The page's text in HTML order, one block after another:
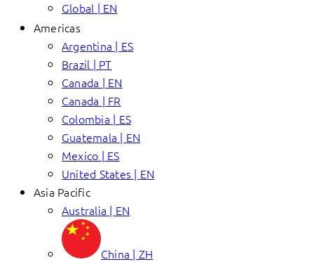
Global | EN
Americas
Argentina | ES
Brazil | PT
Canada | EN
Canada | FR
Colombia | ES
Guatemala | EN
Mexico | ES
United States | EN
Asia Pacific
Australia | EN
China | ZH